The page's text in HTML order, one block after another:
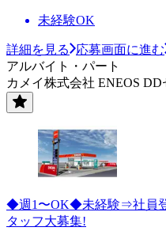
未経験OK
詳細を見る
応募画面に進む
アルバイト・パート
カメイ株式会社 ENEOS
◆週1〜OK◆未経験⇒社員
タッフ大募集!